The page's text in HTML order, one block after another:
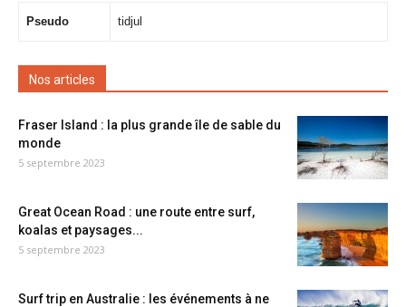
Pseudo tidjul
Nos articles
Fraser Island : la plus grande île de sable du
monde
5 septembre 2023
Great Ocean Road : une route entre surf,
koalas et paysages...
5 septembre 2023
Surf trip en Australie : les événements à ne